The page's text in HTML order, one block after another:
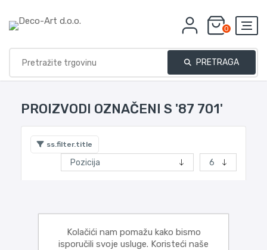
0
PRETRAGA
PROIZVODI OZNAČENI S '87 701'
ss.filter.title
Kolačići nam pomažu kako bismo
isporučili svoje usluge. Koristeći naše